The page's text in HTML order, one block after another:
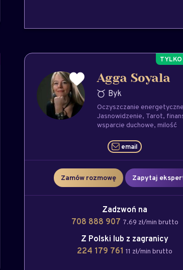
Agga Soyala
Byk
Oczyszczanie energetyczne
Jasnowidzenie Tarot
wsparcie duchowe milość
email
Zamów rozmowę Zapytaj
Zadzwoń na
708 888 907 7.69 zł/min brutto
Z Polski lub z zagranicy
224 179 761 11 zł/min brutto